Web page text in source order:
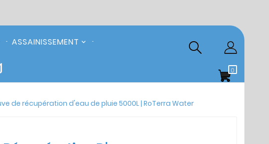
ASSAINISSEMENT
0
de récupération d'eau de pluie 5000L | RoTerra Water